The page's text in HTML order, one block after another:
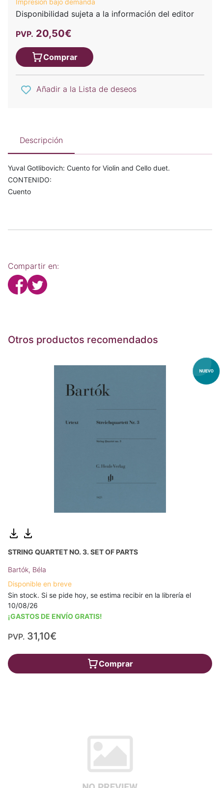
Disponibilidad sujeta a la información del editor
PVP. 20,50€
Comprar
Añadir a la Lista de deseos
Descripción
Yuval Gotlibovich: Cuento for Violin and Cello duet.
CONTENIDO:
Cuento
Compartir en:
Otros productos recomendados
STRING QUARTET NO. 3. SET OF PARTS
Bartók, Béla
Disponible en breve
Sin stock. Si se pide hoy, se estima recibir en la librería el
10/08/26
¡GASTOS DE ENVÍO GRATIS!
PVP. 31,10€
Comprar